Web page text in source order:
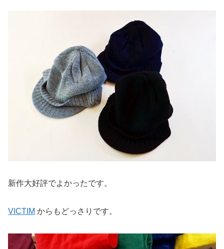
新作大好評でよかったです。
VICTIM からもどっさりです。